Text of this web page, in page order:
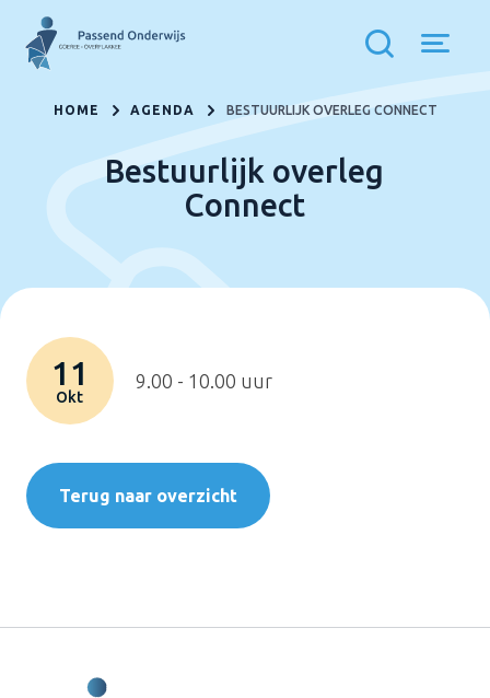
HOME AGENDA BESTUURLIJK OVERLEG CONNECT
Bestuurlijk overleg
Connect
11
Okt
9.00 - 10.00 uur
Terug naar overzicht